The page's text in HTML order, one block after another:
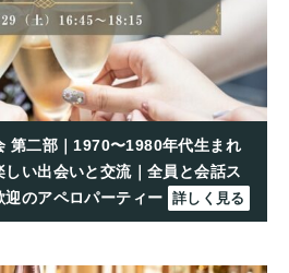
第二部｜1970〜1980年代生まれ
しい出会いと交流｜全員と会話ス
のアペロパーティー 詳しく見る